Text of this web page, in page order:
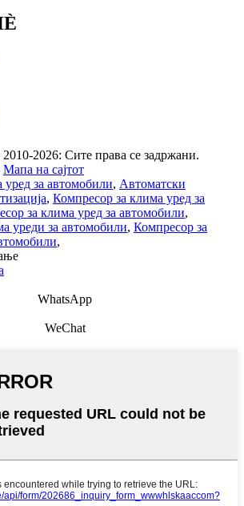
2026: Сите права се задржани.
Мапа на сајтот
за автомобили, Автоматски
, Компресор за клима уред за
за клима уред за автомобили,
уреди за автомобили, Компресор за
,
WhatsApp
WeChat